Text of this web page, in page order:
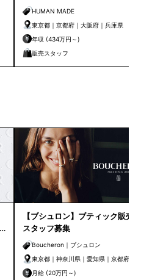
候補HUMAN MADE
東京都｜京都府｜大阪府｜兵庫県
年収 (434万円～)
販売スタッフ
【ブシュロン】ブティック販売
スタッフ募集
Boucheron｜ブシュロン
東京都｜神奈川県｜愛知県｜京都府｜
大阪府｜兵庫県｜福岡県
月給 (20万円～)